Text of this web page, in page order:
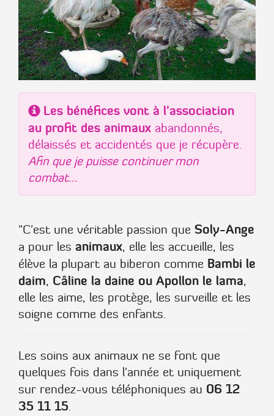
Les bénéfices vont à l'association
au profit des animaux abandonnés,
délaissés et accidentés que je récupère.
Afin que je puisse continuer mon
combat...
"C'est une véritable passion que Soly-Ange
a pour les animaux, elle les accueille, les
élève la plupart au biberon comme Bambi le
daim, Câline la daine ou Apollon le lama,
elle les aime, les protège, les surveille et les
soigne comme des enfants.
Les soins aux animaux ne se font que
quelques fois dans l'année et uniquement
sur rendez-vous téléphoniques au 06 12
35 11 15